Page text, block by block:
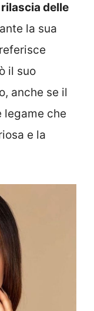
rilascia delle
la sua
il suo
anche se il
che
e la